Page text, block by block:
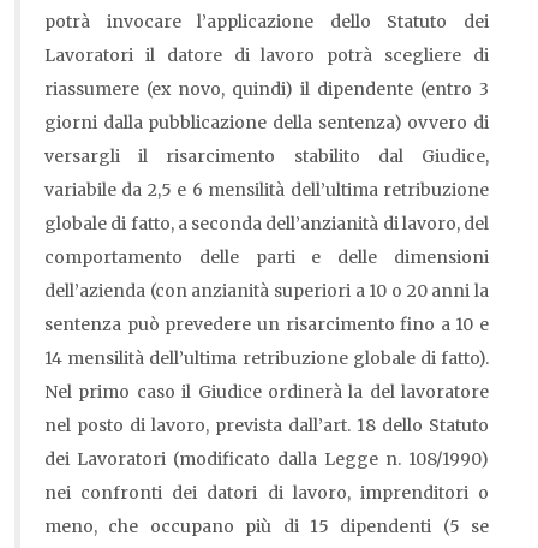
potrà invocare l’applicazione dello Statuto dei
Lavoratori il datore di lavoro potrà scegliere di
riassumere (ex novo, quindi) il dipendente (entro 3
giorni dalla pubblicazione della sentenza) ovvero di
versargli il risarcimento stabilito dal Giudice,
variabile da 2,5 e 6 mensilità dell’ultima retribuzione
globale di fatto, a seconda dell’anzianità di lavoro, del
comportamento delle parti e delle dimensioni
dell’azienda (con anzianità superiori a 10 o 20 anni la
sentenza può prevedere un risarcimento fino a 10 e
14 mensilità dell’ultima retribuzione globale di fatto).
Nel primo caso il Giudice ordinerà la del lavoratore
nel posto di lavoro, prevista dall’art. 18 dello Statuto
dei Lavoratori (modificato dalla Legge n. 108/1990)
nei confronti dei datori di lavoro, imprenditori o
meno, che occupano più di 15 dipendenti (5 se